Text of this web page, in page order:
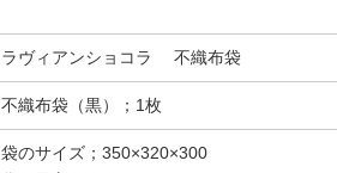
ラヴィアンショコラ 不織布袋
不織布袋（黒）；1枚
袋のサイズ；350×320×300